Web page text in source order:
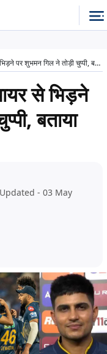
गिल ने तोड़ी चुप्पी, बताया क्यों हुई थी बहस
से भिड़ने
बताया
- 03 May